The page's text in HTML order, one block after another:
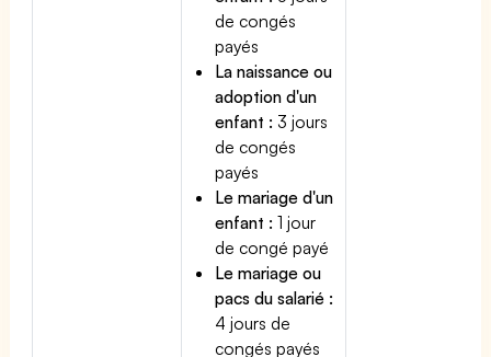
de congés
payés
La naissance ou
adoption d'un
enfant : 3 jours
de congés
payés
Le mariage d'un
enfant : 1 jour
de congé payé
Le mariage ou
pacs du salarié :
4 jours de
congés payés